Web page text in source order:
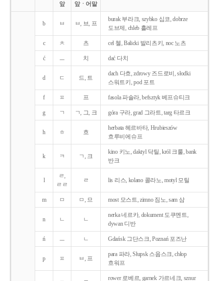
앞
앞ㆍ어말
b ㅂ ㅂ, 브, 프
burak 부라크, szybko 십코, dobrze
도브제, chleb 흘레프
c ㅊ 츠 cel 첼, Balicki 발리츠키, noc 노츠
ć ㅡ 치 dać 다치
d ㄷ 드, 트
dach 다흐, zdrowy 즈드로비, słodki
스워트키, pod 포트
f ㅍ 프 fasola 파솔라, befsztyk 베프슈티크
g ㄱ ㄱ, 그, 크 góra 구라, grad 그라트, targ 타르크
h ㅎ 흐
herbata 헤르바타, Hrubieszów
흐루비에슈프
k ㅋ ㄱ, 크
kino 키노, daktyl 닥틸, król 크룰, bank
반크
l
ㄹ,
ㄹㄹ
ㄹ lis 리스, kolano 콜라노, motyl 모틸
m ㅁ ㅁ, 므 most 모스트, zimno 짐노, sam 삼
n ㄴ ㄴ
nerka 네르카, dokument 도쿠멘트,
dywan 디반
ń ㅡ ㄴ Gdańsk 그단스크, Poznań 포즈난
p ㅍ ㅂ, 프
para 파라, Słupsk 스웁스크, chłop
흐워프
rower 로베르, garnek 가르네크, sznur